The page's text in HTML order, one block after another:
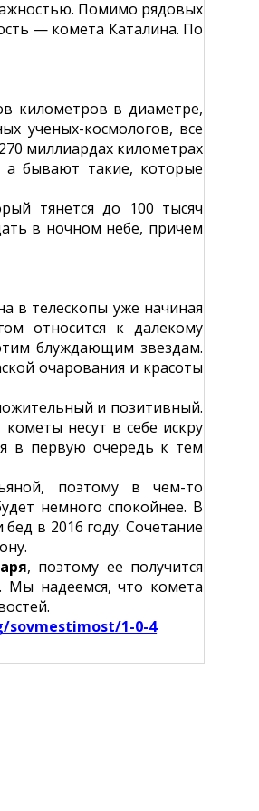
Помимо рядовых
— комета Каталина. По
километров в диаметре,
ученых-космологов, все
миллиардах километрах
бывают такие, которые
тянется до 100 тысяч
в ночном небе, причем
в телескопы уже начиная
относится к далекому
блуждающим звездам.
очарования и красоты
и позитивный.
несут в себе искру
в первую очередь к тем
поэтому в чем-то
немного спокойнее. В
в 2016 году. Сочетание
, поэтому ее получится
Мы надеемся, что комета
sovmestimost/1-0-4